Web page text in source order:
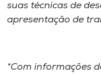
suas técnicas de
apresentação de
*Com informações